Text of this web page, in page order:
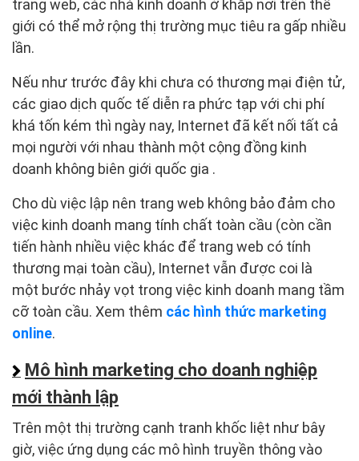
trang web, các nhà kinh doanh ở khắp nơi trên thế
giới có thể mở rộng thị trường mục tiêu ra gấp nhiều
lần.
Nếu như trước đây khi chưa có thương mại điện tử,
các giao dịch quốc tế diễn ra phức tạp với chi phí
khá tốn kém thì ngày nay, Internet đã kết nối tất cả
mọi người với nhau thành một cộng đồng kinh
doanh không biên giới quốc gia .
Cho dù việc lập nên trang web không bảo đảm cho
việc kinh doanh mang tính chất toàn cầu (còn cần
tiến hành nhiều việc khác để trang web có tính
thương mại toàn cầu), Internet vẫn được coi là
một bước nhảy vọt trong việc kinh doanh mang tầm
cỡ toàn cầu. Xem thêm các hình thức marketing
online.
Mô hình marketing cho doanh nghiệp
mới thành lập
Trên một thị trường cạnh tranh khốc liệt như bây
giờ, việc ứng dụng các mô hình truyền thông vào